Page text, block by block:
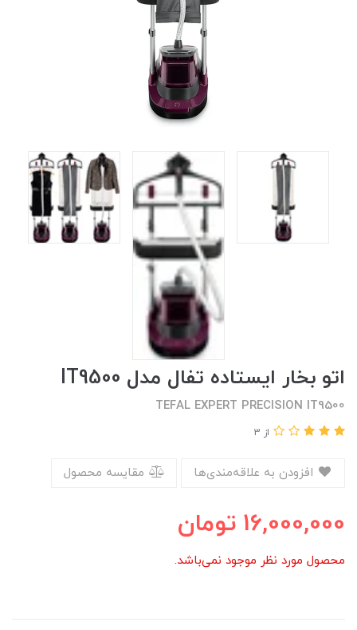
اتو بخار ایستاده تفال مدل IT9500
TEFAL EXPERT PRECISION IT9500
از 3
مقایسه محصول
16,000,000 تومان
محصول مورد نظر موجود نمی‌باشد.